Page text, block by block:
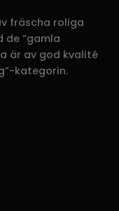
fräscha roliga
de ”gamla
är av god kvalité
kategorin.